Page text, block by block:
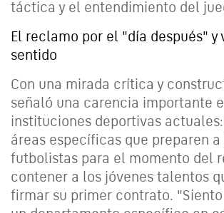
táctica y el entendimiento del
El reclamo por el "día después" y
sentido
Con una mirada crítica y
señaló una carencia importante
instituciones deportivas
áreas específicas que preparen a
futbolistas para el momento del
contener a los jóvenes talentos
firmar su primer contrato.